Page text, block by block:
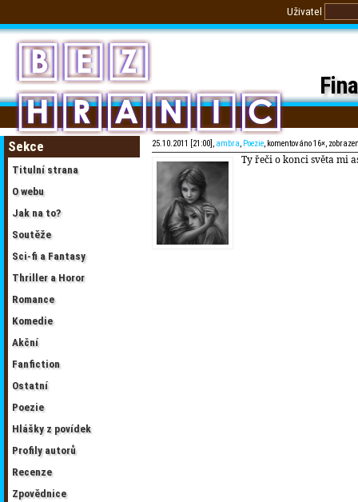
Uživatel
Sekce
Titulní strana
O webu
Jak na to?
Soutěže
Sci-fi a Fantasy
Thriller a Horor
Romance
Komedie
Akční
Fanfiction
Ostatní
Poezie
Hlášky z povídek
Profily autorů
Recenze
Zpovědnice
25.10.2011 [21:00], ambra, Poezie, komentováno 16×,
Ty řeči o konci světa mi